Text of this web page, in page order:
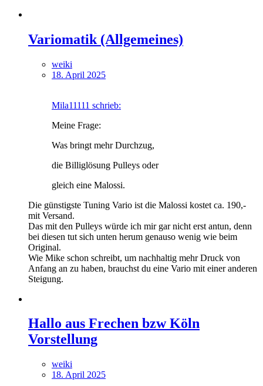
Variomatik (Allgemeines)
weiki
18. April 2025
Mila11111 schrieb:
Meine Frage:
Was bringt mehr Durchzug,
die Billiglösung Pulleys oder
gleich eine Malossi.
Die günstigste Tuning Vario ist die Malossi kostet ca. 190,-
mit Versand.
Das mit den Pulleys würde ich mir gar nicht erst antun, denn
bei diesen tut sich unten herum genauso wenig wie beim
Original.
Wie Mike schon schreibt, um nachhaltig mehr Druck von
Anfang an zu haben, brauchst du eine Vario mit einer anderen
Steigung.
Hallo aus Frechen bzw Köln
Vorstellung
weiki
18. April 2025